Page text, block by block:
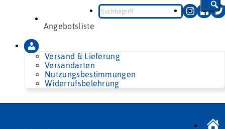
Angebotsliste
Versand & Lieferung
Versandarten
Nutzungsbestimmungen
Widerrufsbelehrung